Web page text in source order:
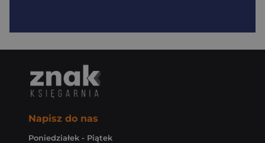
Napisz do nas
Poniedziałek - Piątek